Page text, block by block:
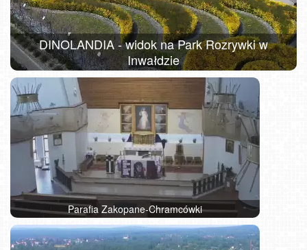
DINOLANDIA - widok na Park Rozrywki w
Inwałdzie
Parafia Zakopane-Chramcówki